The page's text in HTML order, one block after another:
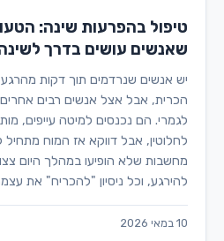
טיפול בהפרעות שינה:
שאנשים עושים בדרך
יש אנשים שנרדמים תוך דקות
הכרית, אבל אצל אנשים רבים
לגמרי. הם נכנסים למיטה עייפים,
לחלוטין, אבל דווקא אז המוח מתחיל
מחשבות שלא הופיעו במהלך היום
להירגע, וכל ניסיון "להכריח" את
10 במאי 2026